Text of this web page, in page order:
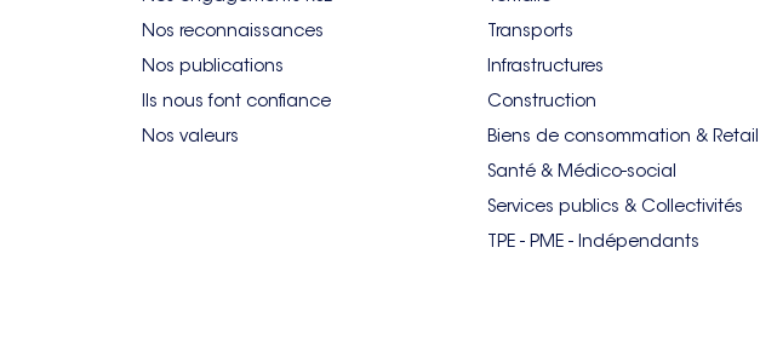
Nos reconnaissances
Nos publications
Ils nous font confiance
Nos valeurs
Transports
Infrastructures
Construction
Biens de consommation & Retail
Santé & Médico-social
Services publics & Collectivités
TPE - PME - Indépendants